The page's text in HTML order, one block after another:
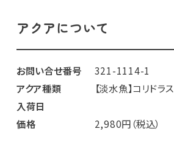
アクアについて
お問い合せ番号
321-1114-1
アクア種類
【淡水魚】コリドラス
入荷日
価格
2,980円（税込）